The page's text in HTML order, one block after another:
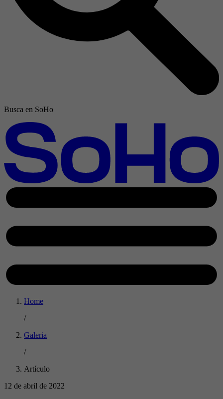
Busca en SoHo
Home
/
Galeria
/
Artículo
12 de abril de 2022